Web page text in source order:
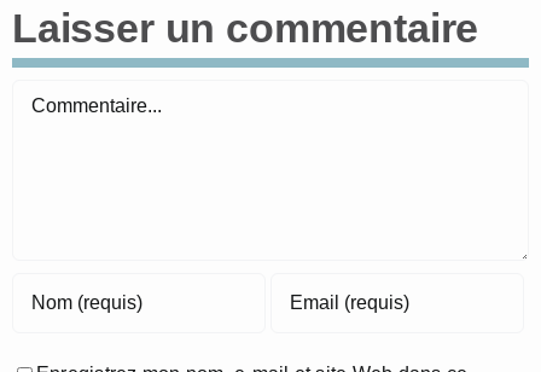
Laisser un commentaire
Commentaire